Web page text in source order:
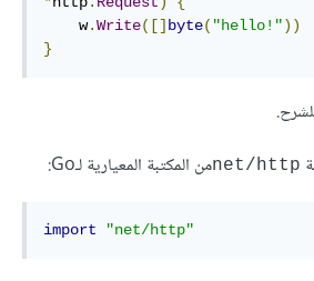
    w
.Write([] byte( "hello!"))
}
net/httpمن المكتبة المعيارية لـGo:
import "net/http"